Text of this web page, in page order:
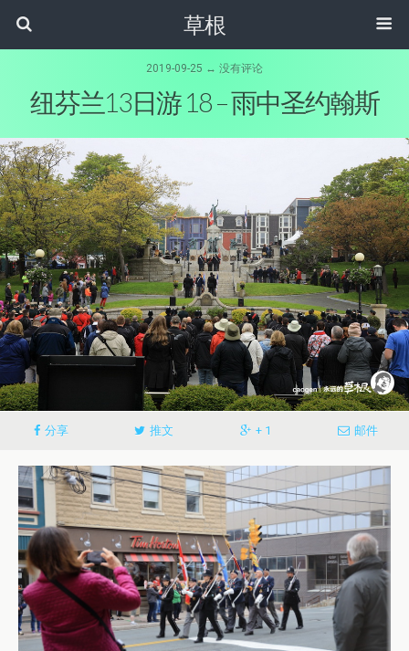
草根
2019-09-25 ↔ 没有评论
纽芬兰13日游 18 – 雨中圣约翰斯
分享 推文 + 1 邮件